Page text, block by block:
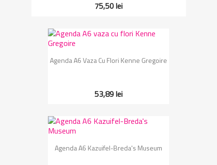
75,50 lei
Agenda A6 Vaza Cu Flori Kenne Gregoire
53,89 lei
Agenda A6 Kazuifel-Breda's Museum